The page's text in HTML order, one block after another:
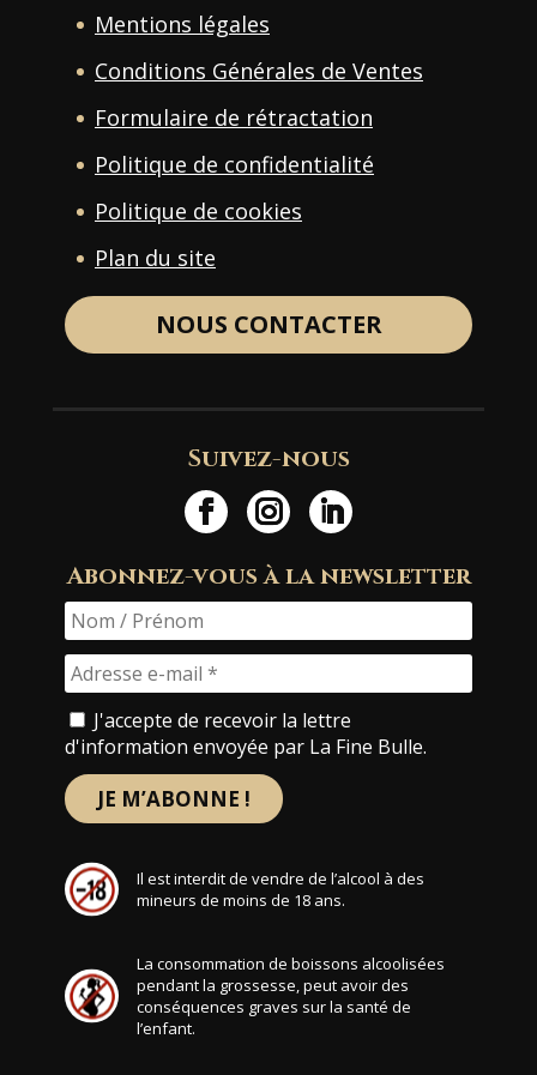
Mentions légales
Conditions Générales de Ventes
Formulaire de rétractation
Politique de confidentialité
Politique de cookies
Plan du site
NOUS CONTACTER
Suivez-nous
Abonnez-vous à la newsletter
J'accepte de recevoir la lettre
d'information envoyée par La Fine Bulle.
Il est interdit de vendre de l’alcool à des
mineurs de moins de 18 ans.
La consommation de boissons alcoolisées
pendant la grossesse, peut avoir des
conséquences graves sur la santé de
l’enfant.